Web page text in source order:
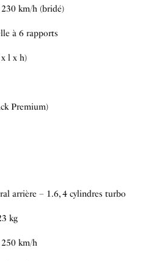
km/h (bridé)
à 6 rapports
l x h)
Premium)
arrière – 1.6, 4 cylindres turbo
kg
km/h